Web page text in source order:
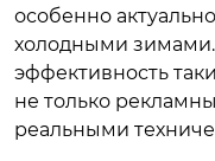
особенно
холодными
эффективность
не только
реальными